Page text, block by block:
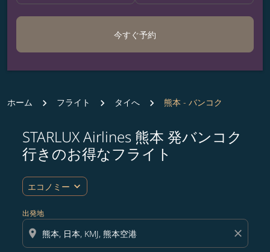
今すぐ予約
ホーム フライト タイへ 熊本 - バンコク
STARLUX Airlines 熊本 発バンコク
行きのお得なフライト
エコノミー expand_more
出発地
location_on close
ルート (出発地および/または目的地) を更新するか、以